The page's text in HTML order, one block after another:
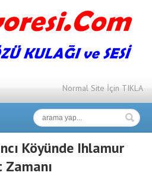
Normal Site İçin TIKLA
Köyünde Ihlamur
Zamanı